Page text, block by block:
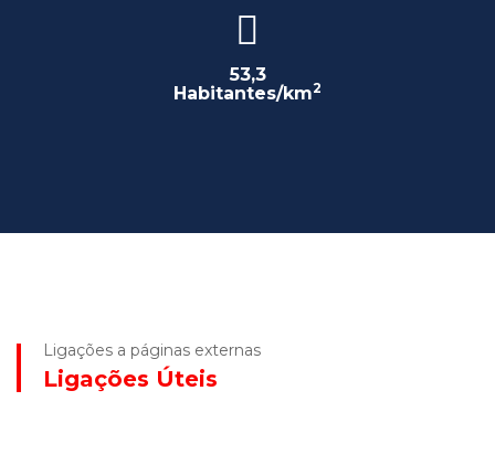
53,3
Habitantes/km2
Ligações a páginas externas
Ligações Úteis